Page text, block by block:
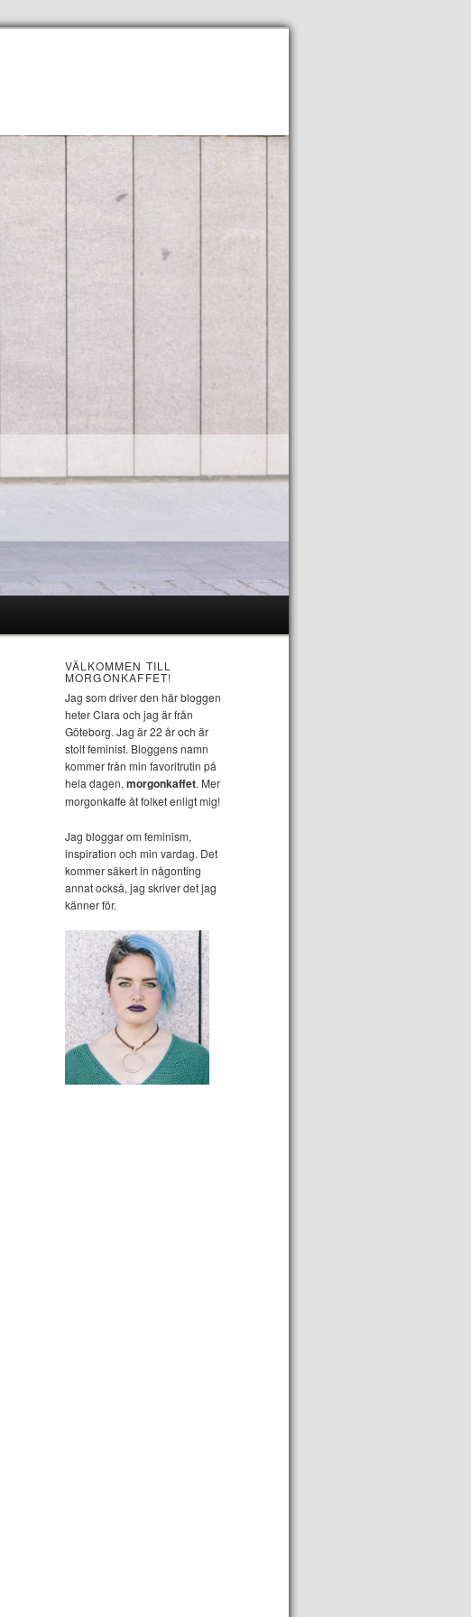
VÄLKOMMEN TILL
MORGONKAFFET!
Jag som driver den här bloggen
heter Clara och jag är från
Göteborg. Jag är 22 år och är
stolt feminist. Bloggens namn
kommer från min favoritrutin på
hela dagen, morgonkaffet. Mer
morgonkaffe åt folket enligt mig!
Jag bloggar om feminism,
inspiration och min vardag. Det
kommer säkert in någonting
annat också, jag skriver det jag
känner för.